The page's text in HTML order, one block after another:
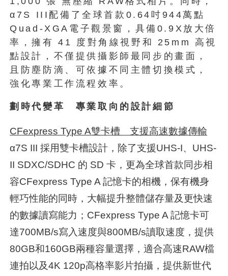
α7S III配備了全球首款0.64吋944萬點
Quad-XGA電子觀景窗，具備0.9X放大倍
率，擁有 41 度對角線視野和 25mm 高視
點設計，不僅提供攝影師最同步的畫面，
且防塵防滴、可依據不同主體切換模式，
強化專業工作流程效率。
劃時代變革 專業取向的設計細節
CFexpress Type A雙卡槽 支援高速數據傳輸
α7S III 採用雙卡槽設計，除了支援UHS-I、UHS-
II SDXC/SDHC 的 SD 卡，更為全球首款同步相
容CFexpress Type A 記憶卡的相機，保有機身
輕巧性能的同時，大幅提升整體儲存量及更快速
的數據讀寫能力；CFexpress Type A 記憶卡可
達700MB/s寫入速度與800MB/s讀取速度，提供
80GB和160GB兩種容量選擇，適合高速RAW檔
連拍以及4K 120p高格率影片拍攝，提供新世代